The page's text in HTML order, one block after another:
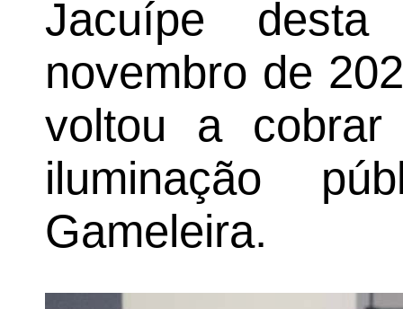
Jacuípe
novembro de
voltou a cobrar
iluminação
Gameleira.